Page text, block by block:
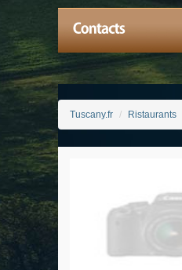
Tuscany.fr / Ristaurants